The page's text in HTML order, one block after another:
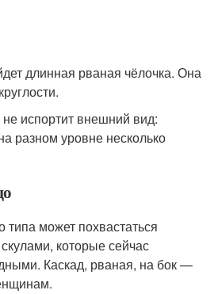
длинная рваная чёлочка. Она
не испортит внешний вид:
разном уровне несколько
типа может похвастаться
которые сейчас
Каскад, рваная, на бок —